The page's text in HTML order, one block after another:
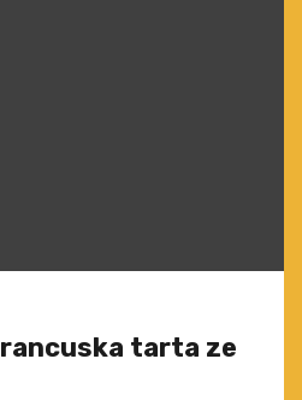
tarta ze